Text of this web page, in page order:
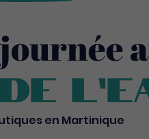
en Martinique